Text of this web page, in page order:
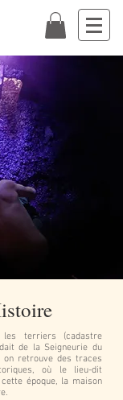
terriers (cadastre
de la Seigneurie du
on retrouve des traces
où le lieu-dit
époque, la maison